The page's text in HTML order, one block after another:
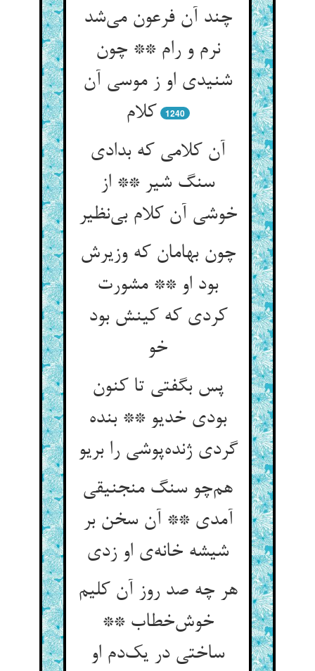
چند آن فرعون می‌شد
نرم و رام ** چون
شنیدی او ز موسی آن
کلام
1240
آن کلامی که بدادی
سنگ شیر ** از
خوشی آن کلام بی‌نظیر
چون بهامان که وزیرش
بود او ** مشورت
کردی که کینش بود
خو
پس بگفتی تا کنون
بودی خدیو ** بنده
گردی ژنده‌پوشی را بریو
هم‌چو سنگ منجنیقی
آمدی ** آن سخن بر
شیشه خانه‌ی او زدی
هر چه صد روز آن کلیم
خوش‌خطاب **
ساختی در یک‌دم او